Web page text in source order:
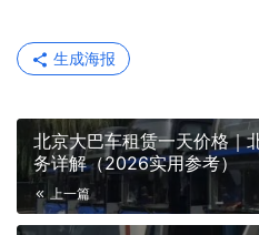
生成海报
北京大巴车租赁一天价格｜
务详解（2026实用参考）
上一篇